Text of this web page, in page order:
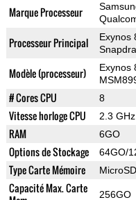
Marque Processeur
Processeur Principal
Exynos
Modèle (processeur)
Exynos
# Cores CPU 8
Vitesse horloge CPU 2.3 GHz
RAM 6GO
Options de Stockage 64GO/
Type Carte Mémoire MicroSD
Capacité Max. Carte
256GO